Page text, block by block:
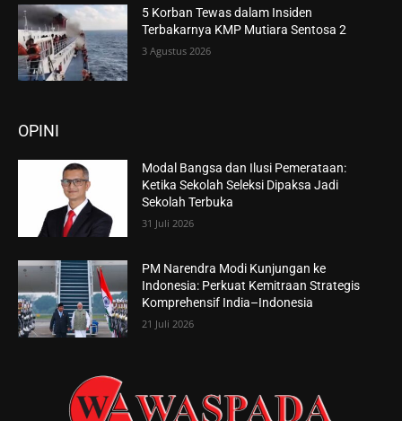
5 Korban Tewas dalam Insiden
Terbakarnya KMP Mutiara Sentosa 2
3 Agustus 2026
OPINI
Modal Bangsa dan Ilusi Pemerataan:
Ketika Sekolah Seleksi Dipaksa Jadi
Sekolah Terbuka
31 Juli 2026
PM Narendra Modi Kunjungan ke
Indonesia: Perkuat Kemitraan Strategis
Komprehensif India–Indonesia
21 Juli 2026